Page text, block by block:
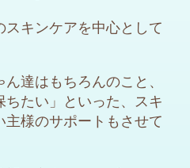
キンケアを中心として
達はもちろんのこと、
ちたい」といった、スキ
様のサポートもさせて